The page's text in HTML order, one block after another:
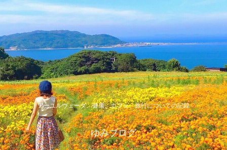
アーユルヴェーダ、健康、カフェ、旅行についての記録
ゆみブログ